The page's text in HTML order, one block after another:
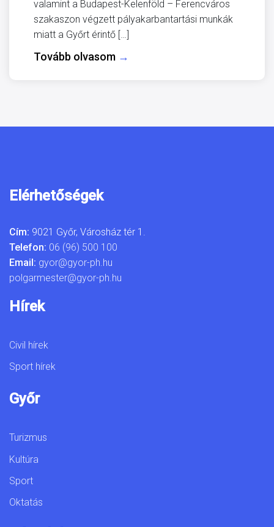
valamint a Budapest-Kelenföld – Ferencváros
szakaszon végzett pályakarbantartási munkák
miatt a Győrt érintő […]
Tovább olvasom →
Elérhetőségek
Cím: 9021 Győr, Városház tér 1.
Telefon: 06 (96) 500 100
Email: gyor@gyor-ph.hu
polgarmester@gyor-ph.hu
Hírek
Civil hírek
Sport hírek
Győr
Turizmus
Kultúra
Sport
Oktatás